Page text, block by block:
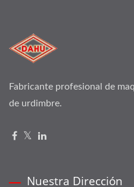
Fabricante profesional de
de urdimbre.
Nuestra Dirección